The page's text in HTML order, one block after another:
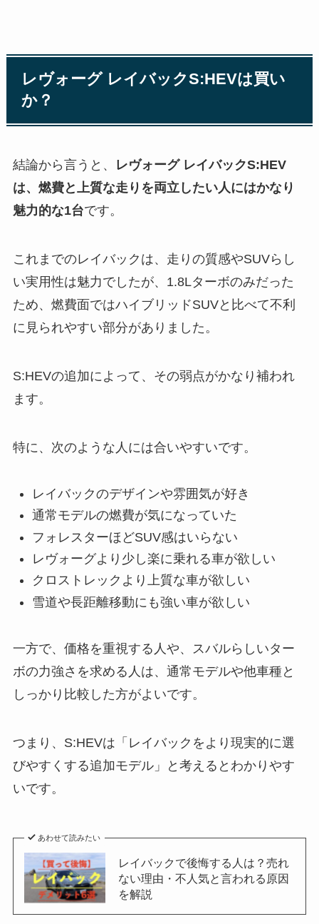
レヴォーグ レイバックS:HEVは買い
か？
結論から言うと、
レヴォーグ レイバックS:HEV
は、燃費と上質な走りを両立したい人にはかなり
魅力的な1台です。
これまでのレイバックは、走りの質感やSUVらし
い実用性は魅力でしたが、1.8Lターボのみだった
ため、燃費面ではハイブリッドSUVと比べて不利
に見られやすい部分がありました。
S:HEVの追加によって、その弱点がかなり補われ
ます。
特に、次のような人には合いやすいです。
レイバックのデザインや雰囲気が好き
通常モデルの燃費が気になっていた
フォレスターほどSUV感はいらない
レヴォーグより少し楽に乗れる車が欲しい
クロストレックより上質な車が欲しい
雪道や長距離移動にも強い車が欲しい
一方で、価格を重視する人や、スバルらしいター
ボの力強さを求める人は、通常モデルや他車種と
しっかり比較した方がよいです。
つまり、S:HEVは「レイバックをより現実的に選
びやすくする追加モデル」と考えるとわかりやす
いです。
あわせて読みたい
レイバックで後悔する人は？売れ
ない理由・不人気と言われる原因
を解説